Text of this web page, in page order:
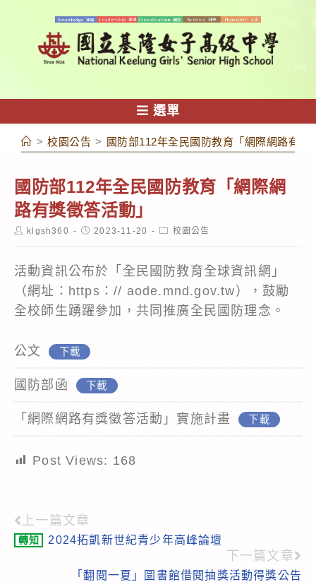
容
選單
> 校園公告 > 國防部112年全民國防教育「網際網路有獎
國防部112年全民國防教育「網際網
路有獎徵答活動」
Postklgsh360
Post2023-11-20
Post校園公告
活動資訊公布於「全民國防教育全球資訊網」
（網址：https：// aode.mnd.gov.tw），鼓勵
全校師生踴躍參加，共同推廣全民國防理念。
公文 下載
國防部函 下載
「網際網路有獎徵答活動」實施計畫 下載
Post Views: 168
Read
more
articles
上一篇文章
轉知 2024拓凱新世紀青少年高峰論壇
下一篇文章
「翻閱一夏」圖書館借閱抽獎活動得獎公告